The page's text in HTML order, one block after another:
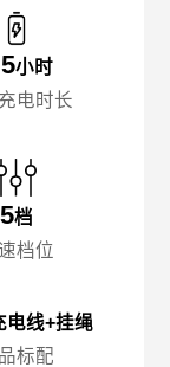
小时
电时长
5档
档位
电线+挂绳
标配